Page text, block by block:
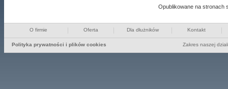
Opublikowane na stronach
O firmie Oferta Dla dłużników Kontakt
Polityka prywatności i plików cookies Zakres naszej